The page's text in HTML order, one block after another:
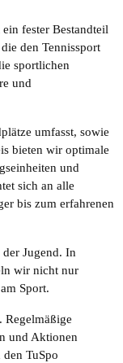
fester Bestandteil
den Tennissport
sportlichen
und
umfasst, sowie
bieten wir optimale
und
sich an alle
bis zum erfahrenen
Jugend. In
wir nicht nur
Sport.
Regelmäßige
und Aktionen
TuSpo